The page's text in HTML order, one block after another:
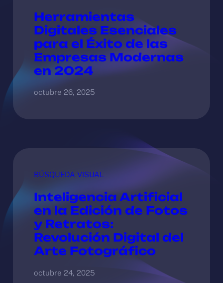
Herramientas
Digitales Esenciales
para el Éxito de las
Empresas Modernas
en 2024
octubre 26, 2025
BÚSQUEDA VISUAL
Inteligencia Artificial
en la Edición de Fotos
y Retratos:
Revolución Digital del
Arte Fotográfico
octubre 24, 2025